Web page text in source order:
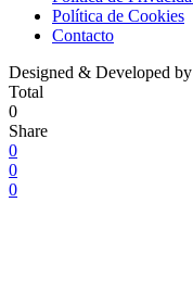
Política de Cookies
Contacto
Designed & Developed by
Total
0
Share
0
0
0